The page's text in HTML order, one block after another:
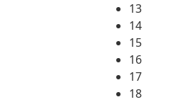
13
14
15
16
17
18